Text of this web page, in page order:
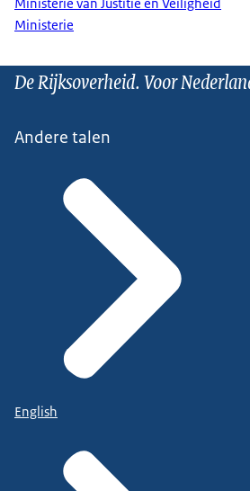
Ministerie
De Rijksoverheid. Voor
Andere talen
English